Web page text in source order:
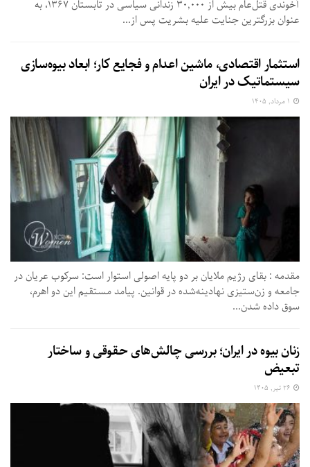
آخوندی قتل‌عام بیش از ۳۰,۰۰۰ زندانی سیاسی در تابستان ۱۳۶۷، به
عنوان بزرگترین جنایت علیه بشریت پس از...
استثمار اقتصادی، ماشین اعدام و فجایع کار؛ ابعاد بیوه‌سازی
سیستماتیک در ایران
مقدمه : بقای رژیم ملایان بر دو پایه اصولی استوار است: سرکوب عریان در
جامعه و زن‌ستیزی نهادینه‌شده در قوانین. پیامد مستقیم این دو اهرم،
سوق داده شدن...
زنان بیوه در ایران؛ بررسی چالش‌های حقوقی و ساختار
تبعیض